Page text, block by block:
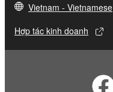
Vietnam - Vietnamese
Hợp tác kinh doanh